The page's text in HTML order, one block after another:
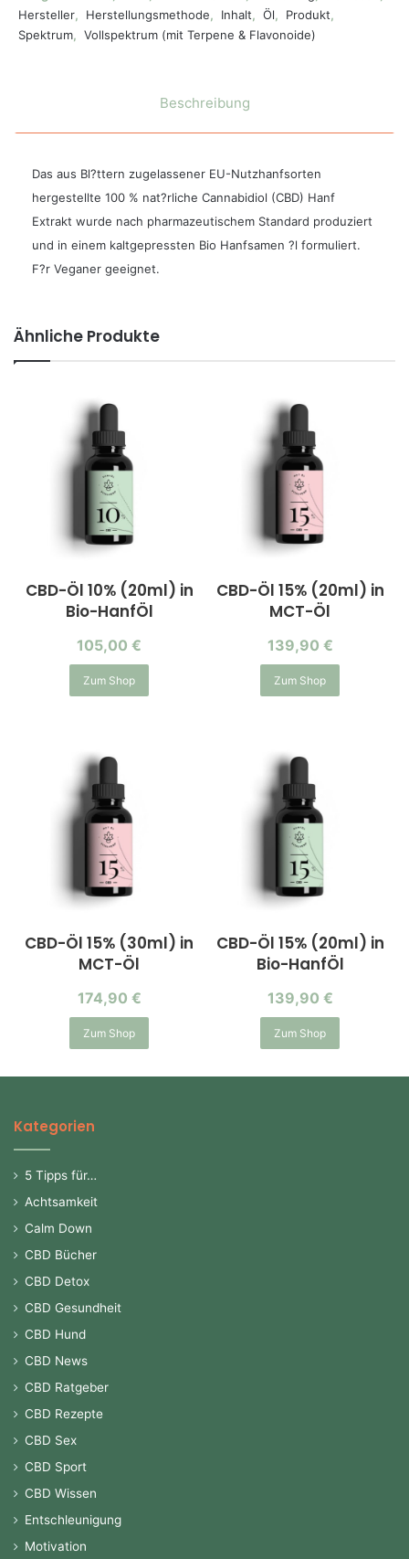
Hersteller, Herstellungsmethode, Inhalt, Öl, Produkt,
Spektrum, Vollspektrum (mit Terpene & Flavonoide)
Beschreibung
Das aus Bl?ttern zugelassener EU-Nutzhanfsorten
hergestellte 100 % nat?rliche Cannabidiol (CBD) Hanf
Extrakt wurde nach pharmazeutischem Standard produziert
und in einem kaltgepressten Bio Hanfsamen ?l formuliert.
F?r Veganer geeignet.
Ähnliche Produkte
CBD-Öl 10% (20ml) in
Bio-HanfÖl
105,00 €
Zum Shop
CBD-Öl 15% (20ml) in
MCT-Öl
139,90 €
Zum Shop
CBD-Öl 15% (30ml) in
MCT-Öl
174,90 €
Zum Shop
CBD-Öl 15% (20ml) in
Bio-HanfÖl
139,90 €
Zum Shop
Kategorien
5 Tipps für…
Achtsamkeit
Calm Down
CBD Bücher
CBD Detox
CBD Gesundheit
CBD Hund
CBD News
CBD Ratgeber
CBD Rezepte
CBD Sex
CBD Sport
CBD Wissen
Entschleunigung
Motivation